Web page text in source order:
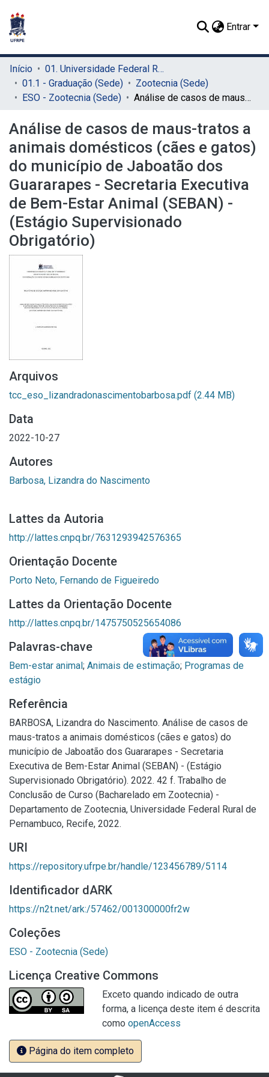
Entrar
Início
01. Universidade Federal Rural de Pernambuco - UFRPE (Sede)
01.1 - Graduação (Sede)
Zootecnia (Sede)
ESO - Zootecnia (Sede)
Análise de casos de maus-tratos a animais domésticos (cães e gatos) do município de Jaboatão dos Guararapes - Secretaria Executiva de Bem-Estar Animal (SEBAN) - (Estágio Supervisionado Obrigatório)
Análise de casos de maus-tratos a
animais domésticos (cães e gatos)
do município de Jaboatão dos
Guararapes - Secretaria Executiva
de Bem-Estar Animal (SEBAN) -
(Estágio Supervisionado
Obrigatório)
Arquivos
tcc_eso_lizandradonascimentobarbosa.pdf (2.44 MB)
Data
2022-10-27
Autores
Barbosa, Lizandra do Nascimento
Lattes da Autoria
http://lattes.cnpq.br/7631293942576365
Orientação Docente
Porto Neto, Fernando de Figueiredo
Lattes da Orientação Docente
http://lattes.cnpq.br/1475750525654086
Palavras-chave
Bem-estar animal; Animais de estimação; Programas de
estágio
Referência
BARBOSA, Lizandra do Nascimento. Análise de casos de
maus-tratos a animais domésticos (cães e gatos) do
município de Jaboatão dos Guararapes - Secretaria
Executiva de Bem-Estar Animal (SEBAN) - (Estágio
Supervisionado Obrigatório). 2022. 42 f. Trabalho de
Conclusão de Curso (Bacharelado em Zootecnia) -
Departamento de Zootecnia, Universidade Federal Rural de
Pernambuco, Recife, 2022.
URI
https://repository.ufrpe.br/handle/123456789/5114
Identificador dARK
https://n2t.net/ark:/57462/001300000fr2w
Coleções
ESO - Zootecnia (Sede)
Licença Creative Commons
Exceto quando indicado de outra
forma, a licença deste item é descrita
como openAccess
Página do item completo